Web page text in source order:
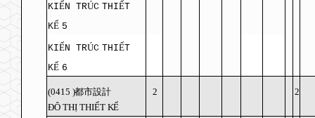
KIẾN TRÚC THIẾT
KẾ 5
KIẾN TRÚC THIẾT
KẾ 6
(0415 )都市設計 2
2
ĐÔ THỊTHIẾT KẾ